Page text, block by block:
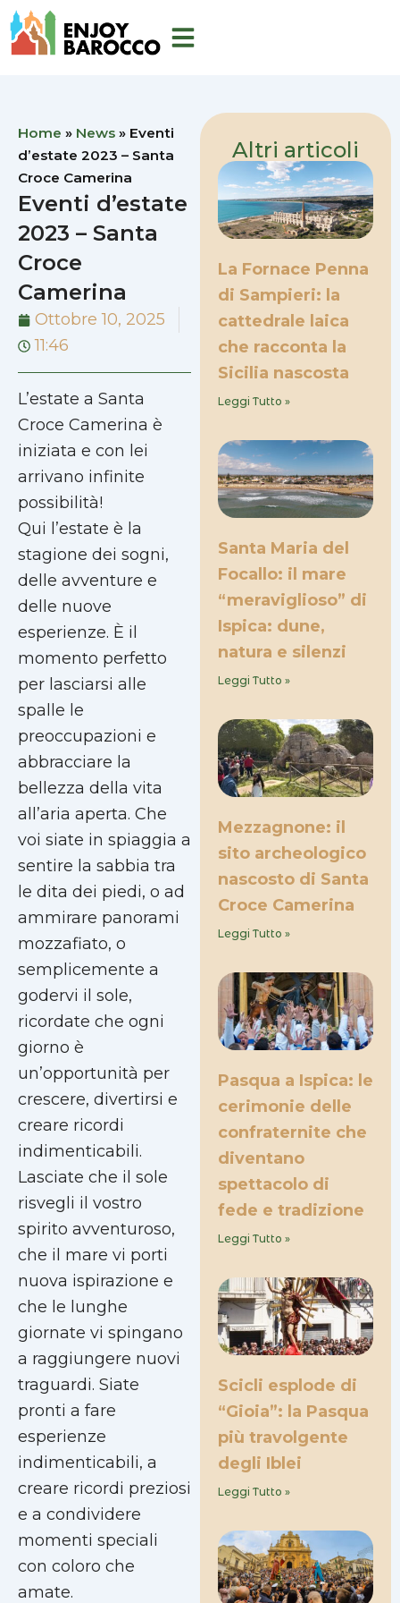
Vai
al
Home » News » Eventi
d’estate 2023 – Santa
Croce Camerina
Eventi d’estate
2023 – Santa
Croce
Camerina
Ottobre 10, 2025
11:46
L’estate a Santa
Croce Camerina è
iniziata e con lei
arrivano infinite
possibilità!
Qui l’estate è la
stagione dei sogni,
delle avventure e
delle nuove
esperienze. È il
momento perfetto
per lasciarsi alle
spalle le
preoccupazioni e
abbracciare la
bellezza della vita
all’aria aperta. Che
voi siate in spiaggia a
sentire la sabbia tra
le dita dei piedi, o ad
ammirare panorami
mozzafiato, o
semplicemente a
godervi il sole,
ricordate che ogni
giorno è
un’opportunità per
crescere, divertirsi e
creare ricordi
indimenticabili.
Lasciate che il sole
risvegli il vostro
spirito avventuroso,
che il mare vi porti
nuova ispirazione e
che le lunghe
giornate vi spingano
a raggiungere nuovi
traguardi. Siate
pronti a fare
esperienze
indimenticabili, a
creare ricordi preziosi
e a condividere
momenti speciali
con coloro che
amate.
Altri articoli
La Fornace Penna
di Sampieri: la
cattedrale laica
che racconta la
Sicilia nascosta
Leggi Tutto »
Santa Maria del
Focallo: il mare
“meraviglioso” di
Ispica: dune,
natura e silenzi
Leggi Tutto »
Mezzagnone: il
sito archeologico
nascosto di Santa
Croce Camerina
Leggi Tutto »
Pasqua a Ispica: le
cerimonie delle
confraternite che
diventano
spettacolo di
fede e tradizione
Leggi Tutto »
Scicli esplode di
“Gioia”: la Pasqua
più travolgente
degli Iblei
Leggi Tutto »